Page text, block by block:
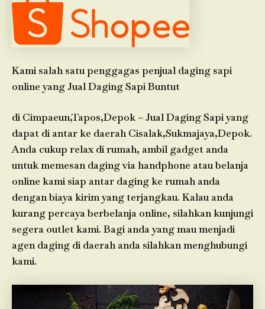
Kami salah satu penggagas penjual daging sapi
online yang Jual Daging Sapi Buntut
di Cimpaeun,Tapos,Depok – Jual Daging Sapi yang
dapat di antar ke daerah Cisalak,Sukmajaya,Depok.
Anda cukup relax di rumah, ambil gadget anda
untuk memesan daging via handphone atau belanja
online kami siap antar daging ke rumah anda
dengan biaya kirim yang terjangkau. Kalau anda
kurang percaya berbelanja online, silahkan kunjungi
segera outlet kami. Bagi anda yang mau menjadi
agen daging di daerah anda silahkan menghubungi
kami.